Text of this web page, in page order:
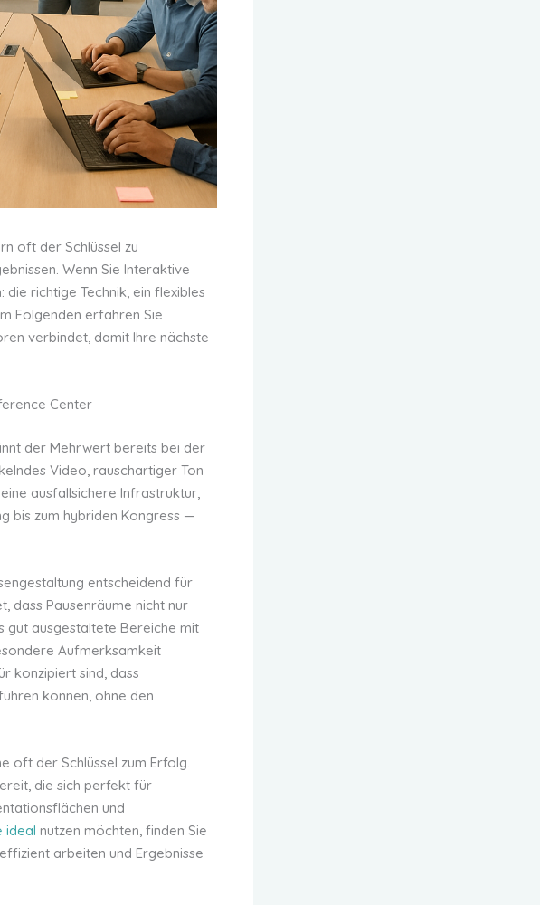
oft der Schlüssel zu
Wenn Sie Interaktive
richtige Technik, ein flexibles
Folgenden erfahren Sie
verbindet, damit Ihre nächste
Center
der Mehrwert bereits bei der
Video, rauschartiger Ton
ausfallsichere Infrastruktur,
bis zum hybriden Kongress —
entscheidend für
dass Pausenräume nicht nur
gut ausgestaltete Bereiche mit
Aufmerksamkeit
konzipiert sind, dass
können, ohne den
oft der Schlüssel zum Erfolg.
die sich perfekt für
und
ideal nutzen möchten, finden Sie
arbeiten und Ergebnisse